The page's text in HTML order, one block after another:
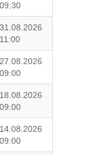
09:30
31.08.2026
11:00
27.08.2026
09:00
18.08.2026
09:00
14.08.2026
09:00